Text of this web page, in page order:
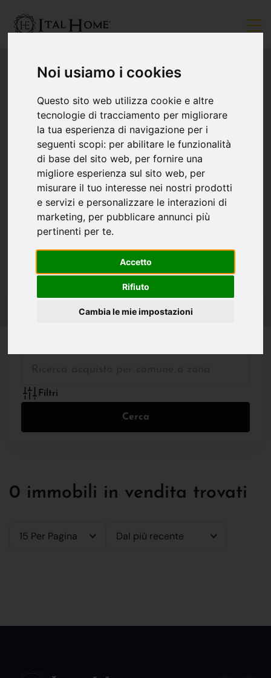
Noi usiamo i cookies
Questo sito web utilizza cookie e altre
tecnologie di tracciamento per migliorare
la tua esperienza di navigazione per i
seguenti scopi: per abilitare le funzionalità
di base del sito web, per fornire una
migliore esperienza sul sito web, per
misurare il tuo interesse nei nostri prodotti
e servizi e personalizzare le interazioni di
marketing, per pubblicare annunci più
pertinenti per te.
Accetto
Rifiuto
Cambia le mie impostazioni
Filtri
Cerca
0 immobili in vendita trovati
15 Per Pagina Dal più recente